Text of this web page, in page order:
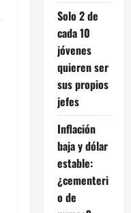
Solo 2 de
cada 10
jóvenes
quieren ser
sus propios
jefes
Inflación
baja y dólar
estable:
¿cementeri
o de